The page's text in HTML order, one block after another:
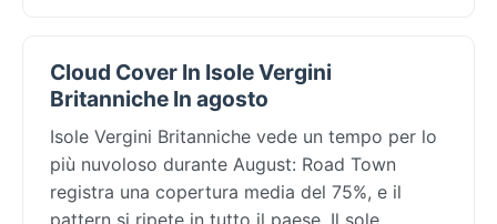
Cloud Cover In Isole Vergini
Britanniche In agosto
Isole Vergini Britanniche vede un tempo per lo
più nuvoloso durante August: Road Town
registra una copertura media del 75%, e il
pattern si ripete in tutto il paese. Il sole